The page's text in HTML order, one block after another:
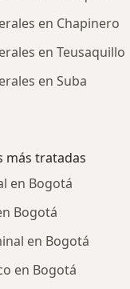
en Chapinero
en Teusaquillo
en Suba
más tratadas
en Bogotá
Bogotá
en Bogotá
en Bogotá